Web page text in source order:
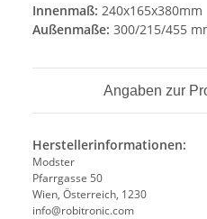
Innenmaß: 240x165x380mm
Außenmaße: 300/215/455
Angaben zur
Herstellerinformationen:
Modster
Pfarrgasse 50
Wien, Österreich, 1230
info@robitronic.com